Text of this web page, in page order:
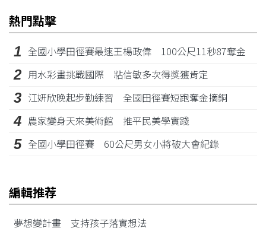
熱門點擊
1 全國小學田徑賽最速王楊政偉 100公尺11秒87奪金
2 用水彩畫挑戰國際 粘信敏多次得獎獲肯定
3 江姸欣晚起步勤練習 全國田徑賽短跑奪金摘銅
4 農家變身天來美術館 推平民美學實踐
5 全國小學田徑賽 60公尺男女小將破大會紀錄
編輯推荐
夢想變計畫 支持孩子落實想法